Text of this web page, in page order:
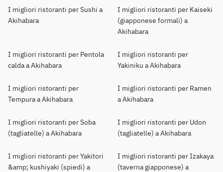
I migliori ristoranti per Sushi a
Akihabara
I migliori ristoranti per Kaiseki
(giapponese formali) a
Akihabara
I migliori ristoranti per Pentola
calda a Akihabara
I migliori ristoranti per
Yakiniku a Akihabara
I migliori ristoranti per
Tempura a Akihabara
I migliori ristoranti per Ramen
a Akihabara
I migliori ristoranti per Soba
(tagliatelle) a Akihabara
I migliori ristoranti per Udon
(tagliatelle) a Akihabara
I migliori ristoranti per Yakitori
&amp; kushiyaki (spiedi) a
I migliori ristoranti per Izakaya
(taverna giapponese) a